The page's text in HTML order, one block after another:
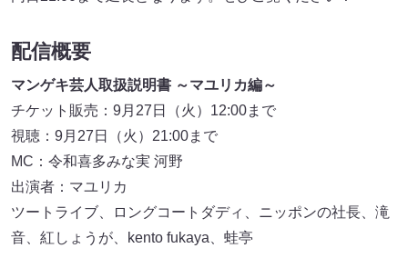
配信概要
マンゲキ芸人取扱説明書 ～マユリカ編～
チケット販売：9月27日（火）12:00まで
視聴：9月27日（火）21:00まで
MC：令和喜多みな実 河野
出演者：マユリカ
ツートライブ、ロングコートダディ、ニッポンの社長、滝
音、紅しょうが、kento fukaya、蛙亭